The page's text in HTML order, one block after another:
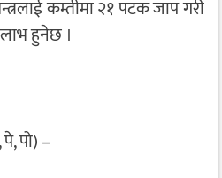
कम्तीमा २१ पटक जाप गरी
लाभ हुनेछ ।
पो) –